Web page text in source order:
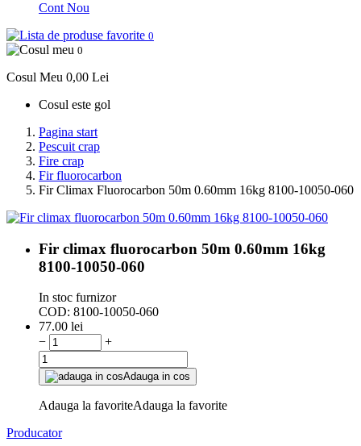
Cont Nou
0
0
Cosul Meu 0,00 Lei
Cosul este gol
Pagina start
Pescuit crap
Fire crap
Fir fluorocarbon
Fir Climax Fluorocarbon 50m 0.60mm 16kg 8100-10050-060
Fir climax fluorocarbon 50m 0.60mm 16kg
8100-10050-060
In stoc furnizor
COD: 8100-10050-060
77.00 lei
−
+
Adauga in cos
Adauga la favoriteAdauga la favorite
Producator